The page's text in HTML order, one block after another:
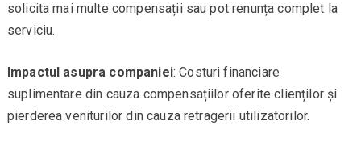
solicita mai multe compensații sau pot renunța complet la
serviciu.
Impactul asupra companiei: Costuri financiare
suplimentare din cauza compensațiilor oferite clienților și
pierderea veniturilor din cauza retragerii utilizatorilor.